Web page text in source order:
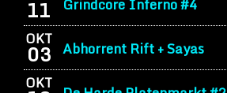
11
OKT
03 Abhorrent Rift + Sayas
OKT